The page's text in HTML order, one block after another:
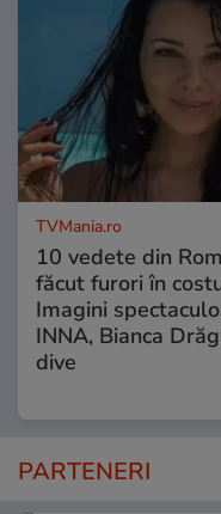
TVMania.ro
10 vedete din
făcut furori în
Imagini
INNA, Bianca
dive
PARTENERI